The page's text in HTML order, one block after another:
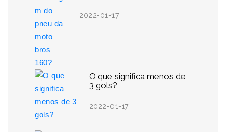
2022-01-17
O que significa menos de
3 gols?
2022-01-17